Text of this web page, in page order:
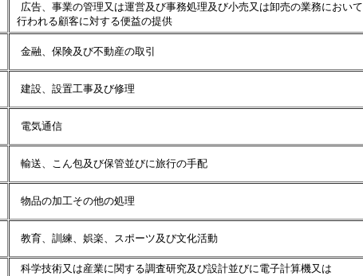
広告、事業の管理又は運営及び事務処理及び小売又は卸売の業務において
行われる顧客に対する便益の提供
金融、保険及び不動産の取引
建設、設置工事及び修理
電気通信
輸送、こん包及び保管並びに旅行の手配
物品の加工その他の処理
教育、訓練、娯楽、スポーツ及び文化活動
科学技術又は産業に関する調査研究及び設計並びに電子計算機又は